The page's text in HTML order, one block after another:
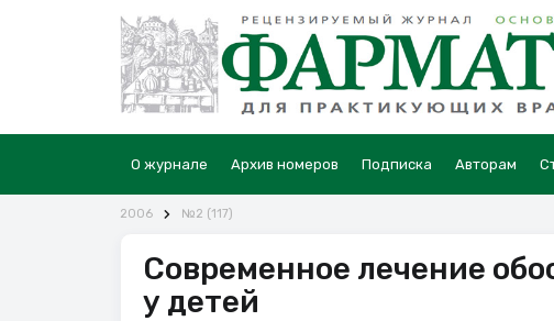
О журнале Архив номеров Подписка Авторам
2006 №2 (117)
Современное лечение
у детей